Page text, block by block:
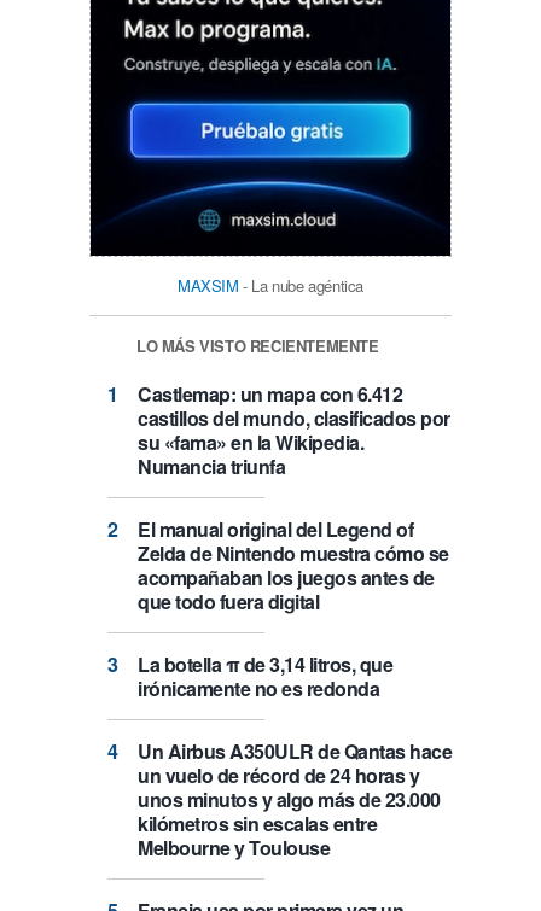
MAXSIM - La nube agéntica
LO MÁS VISTO RECIENTEMENTE
Castlemap: un mapa con 6.412
castillos del mundo, clasificados por
su «fama» en la Wikipedia.
Numancia triunfa
El manual original del Legend of
Zelda de Nintendo muestra cómo se
acompañaban los juegos antes de
que todo fuera digital
La botella π de 3,14 litros, que
irónicamente no es redonda
Un Airbus A350ULR de Qantas hace
un vuelo de récord de 24 horas y
unos minutos y algo más de 23.000
kilómetros sin escalas entre
Melbourne y Toulouse